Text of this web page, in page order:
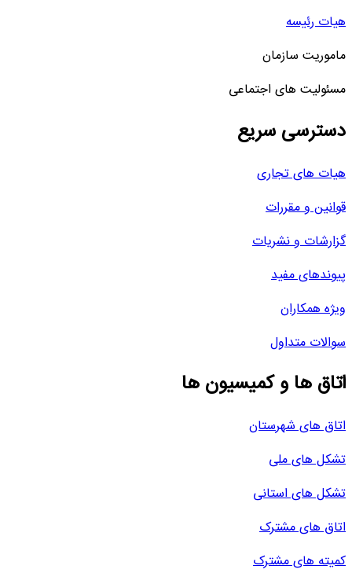
هیات رئیسه
ماموریت سازمان
مسئولیت های اجتماعی
دسترسی سریع
هیات های تجاری
قوانین و مقررات
گزارشات و نشریات
پیوندهای مفید
ویژه همکاران
سوالات متداول
اتاق ها و کمیسیون ها
اتاق های شهرستان
تشکل های ملی
تشکل های استانی
اتاق های مشترک
کمیته های مشترک